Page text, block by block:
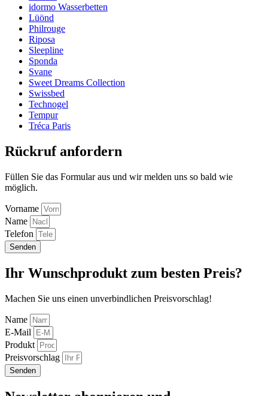
idormo Wasserbetten
Lüönd
Philrouge
Riposa
Sleepline
Sponda
Svane
Sweet Dreams Collection
Swissbed
Technogel
Tempur
Tréca Paris
Rückruf anfordern
Füllen Sie das Formular aus und wir melden uns so bald wie
möglich.
Vorname
Name
Telefon
Senden
Ihr Wunschprodukt zum besten Preis?
Machen Sie uns einen unverbindlichen Preisvorschlag!
Name
E-Mail
Produkt
Preisvorschlag
Senden